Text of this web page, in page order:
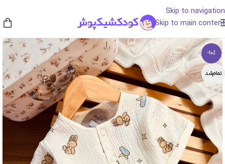
Skip to navigation
Skip to main content
-10%
تمام‌شد